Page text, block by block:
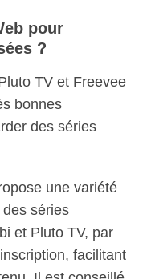
pour
?
TV et Freevee
bonnes
des séries
une variété
séries
et Pluto TV, par
facilitant